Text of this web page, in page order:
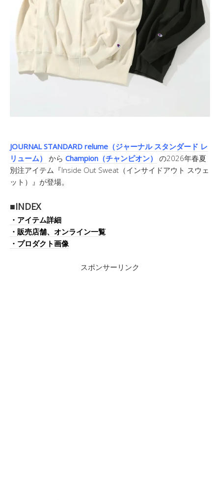
JOURNAL STANDARD relume（ジャーナル スタンダード レ
リューム）
から Champion（チャンピオン）
の2026年春夏
別注アイテム『Inside Out Sweat（インサイドアウト スウェ
ット）』が登場。
■INDEX
・アイテム詳細
・販売店舗、オンライン一覧
・プロダクト画像
スポンサーリンク